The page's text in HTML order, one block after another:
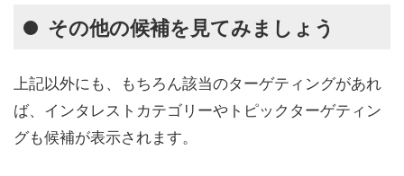
その他の候補を見てみましょう
上記以外にも、もちろん該当のターゲティングがあれ
ば、インタレストカテゴリーやトピックターゲティン
グも候補が表示されます。